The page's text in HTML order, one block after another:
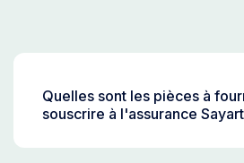
Quelles sont les pièces à
souscrire à l'assurance